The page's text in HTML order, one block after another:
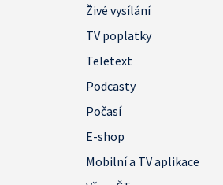
Živé vysílání
TV poplatky
Teletext
Podcasty
Počasí
E-shop
Mobilní a TV aplikace